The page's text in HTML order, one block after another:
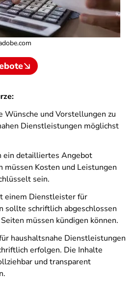
Wünsche und Vorstellungen zu
Dienstleistungen möglichst
ein detailliertes Angebot
müssen Kosten und Leistungen
sein.
einem Dienstleister für
sollte schriftlich abgeschlossen
müssen kündigen können.
haushaltsnahe Dienstleistungen
erfolgen. Die Inhalte
und transparent